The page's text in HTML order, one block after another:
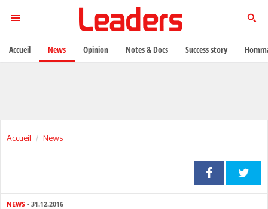
Accueil News
NEWS - 31.12.2016
Accueil News Opinion Notes & Docs Success story